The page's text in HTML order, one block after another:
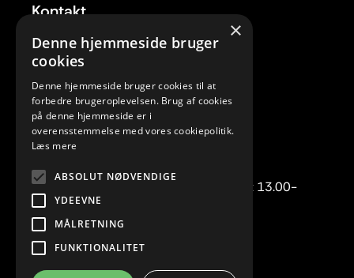
Kontakt
Tlf. 33 22 59 84
Mail:rc@rytmiskcenter.dk
Kontorets åbningstider
Mandag-torsdag kl. 10.00-15.00
Fredag lukket
Telefonisk henvendelse:
Mandag-torsdag kl. 10.00-12.00 samt 13.00-
15.00.
×
Denne hjemmeside bruger
cookies
Denne hjemmeside bruger cookies til at
forbedre brugeroplevelsen. Brug af cookies
på denne hjemmeside er i
overensstemmelse med vores cookiepolitik.
Læs mere
ABSOLUT NØDVENDIGE
YDEEVNE
MÅLRETNING
FUNKTIONALITET